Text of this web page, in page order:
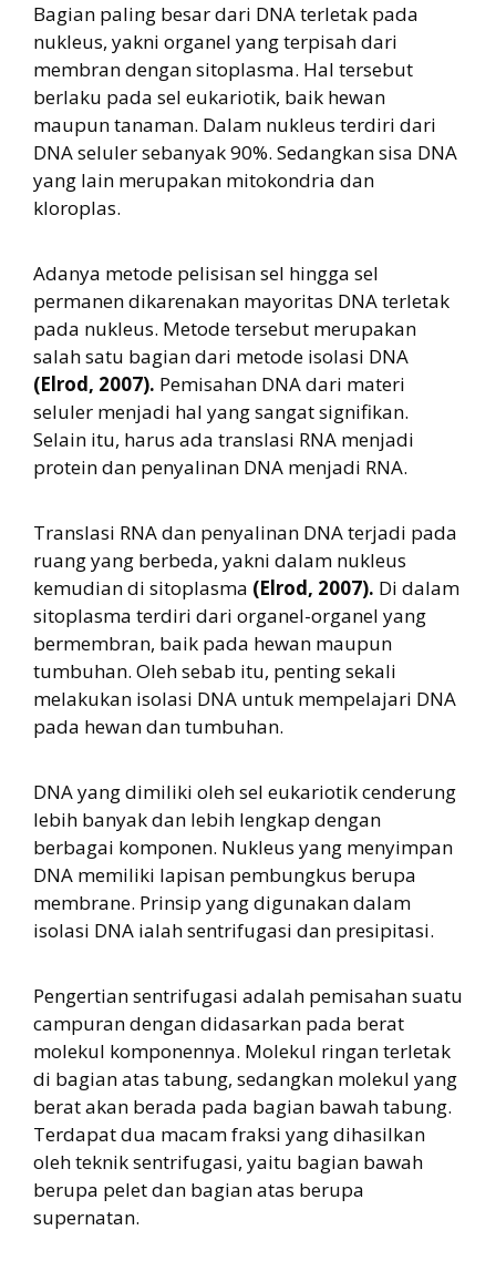
Bagian paling besar dari DNA terletak pada
nukleus, yakni organel yang terpisah dari
membran dengan sitoplasma. Hal tersebut
berlaku pada sel eukariotik, baik hewan
maupun tanaman. Dalam nukleus terdiri dari
DNA seluler sebanyak 90%. Sedangkan sisa DNA
yang lain merupakan mitokondria dan
kloroplas.
Adanya metode pelisisan sel hingga sel
permanen dikarenakan mayoritas DNA terletak
pada nukleus. Metode tersebut merupakan
salah satu bagian dari metode isolasi DNA
(Elrod, 2007). Pemisahan DNA dari materi
seluler menjadi hal yang sangat signifikan.
Selain itu, harus ada translasi RNA menjadi
protein dan penyalinan DNA menjadi RNA.
Translasi RNA dan penyalinan DNA terjadi pada
ruang yang berbeda, yakni dalam nukleus
kemudian di sitoplasma (Elrod, 2007). Di dalam
sitoplasma terdiri dari organel-organel yang
bermembran, baik pada hewan maupun
tumbuhan. Oleh sebab itu, penting sekali
melakukan isolasi DNA untuk mempelajari DNA
pada hewan dan tumbuhan.
DNA yang dimiliki oleh sel eukariotik cenderung
lebih banyak dan lebih lengkap dengan
berbagai komponen. Nukleus yang menyimpan
DNA memiliki lapisan pembungkus berupa
membrane. Prinsip yang digunakan dalam
isolasi DNA ialah sentrifugasi dan presipitasi.
Pengertian sentrifugasi adalah pemisahan suatu
campuran dengan didasarkan pada berat
molekul komponennya. Molekul ringan terletak
di bagian atas tabung, sedangkan molekul yang
berat akan berada pada bagian bawah tabung.
Terdapat dua macam fraksi yang dihasilkan
oleh teknik sentrifugasi, yaitu bagian bawah
berupa pelet dan bagian atas berupa
supernatan.